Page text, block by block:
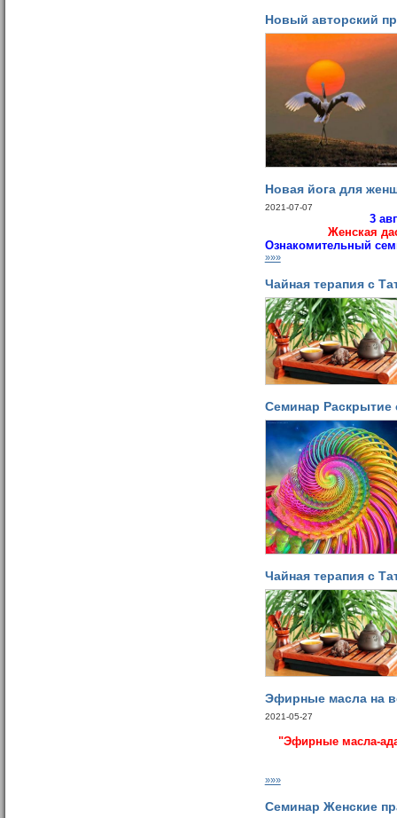
Новый авторский
Новая йога для
2021-07-07
3
Женская
Ознакомительный
»»»
Чайная терапия с
Семинар Раскрытие
Чайная терапия с
Эфирные масла на
2021-05-27
"Эфирные масла-
»»»
Семинар Женские